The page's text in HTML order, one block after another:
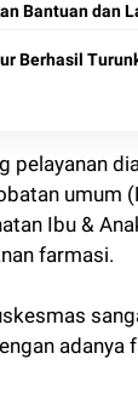
Bantuan dan
Berhasil
pelayanan
umum
Ibu &
farmasi.
adanya